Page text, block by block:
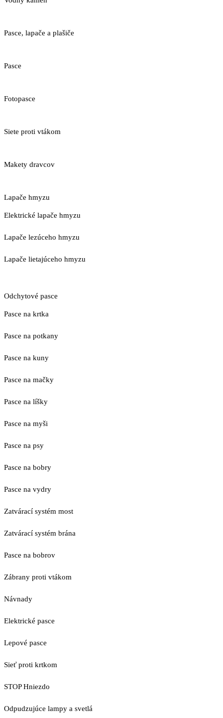
Pasce, lapače a plašiče
Pasce
Fotopasce
Siete proti vtákom
Makety dravcov
Lapače hmyzu
Elektrické lapače hmyzu
Lapače lezúceho hmyzu
Lapače lietajúceho hmyzu
Odchytové pasce
Pasce na krtka
Pasce na potkany
Pasce na kuny
Pasce na mačky
Pasce na líšky
Pasce na myši
Pasce na psy
Pasce na bobry
Pasce na vydry
Zatvárací systém most
Zatvárací systém brána
Pasce na bobrov
Zábrany proti vtákom
Návnady
Elektrické pasce
Lepové pasce
Sieť proti krtkom
STOP Hniezdo
Odpudzujúce lampy a svetlá